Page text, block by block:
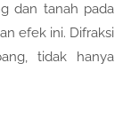
dan tanah pada
efek ini. Difraksi
tidak hanya